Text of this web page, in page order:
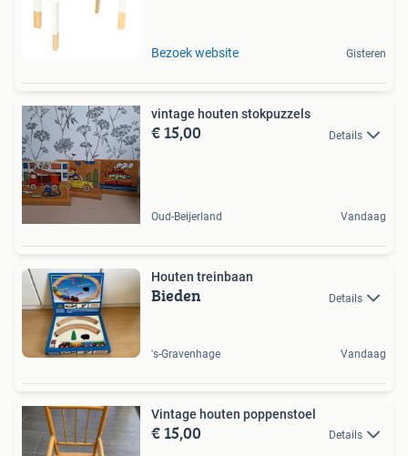
Bezoek website Gisteren
vintage houten stokpuzzels
€ 15,00 Details
Oud-Beijerland Vandaag
Houten treinbaan
Bieden Details
's-Gravenhage Vandaag
Vintage houten poppenstoel
€ 15,00 Details